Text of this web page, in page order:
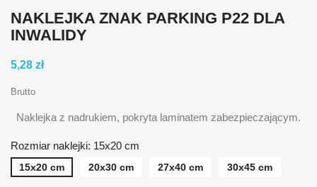
NAKLEJKA ZNAK PARKING P22 DLA
INWALIDY
5,28 zł
Brutto
Naklejka z nadrukiem, pokryta laminatem zabezpieczającym.
Rozmiar naklejki: 15x20 cm
15x20 cm 20x30 cm 27x40 cm 30x45 cm